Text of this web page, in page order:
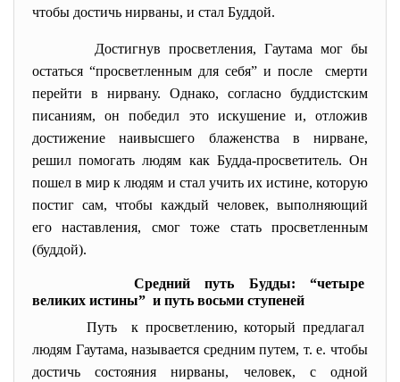
чтобы достичь нирваны, и стал Буддой.
Достигнув просветления, Гаутама мог бы
остаться “просветленным для себя” и после смерти
перейти в нирвану. Однако, согласно буддистским
писаниям, он победил это искушение и, отложив
достижение наивысшего блаженства в нирване,
решил помогать людям как Будда-просветитель. Он
пошел в мир к людям и стал учить их истине, которую
постиг сам, чтобы каждый человек, выполняющий
его наставления, смог тоже стать просветленным
(буддой).
Средний путь Будды: “четыре
великих истины” и путь восьми ступеней
Путь к просветлению, который предлагал
людям Гаутама, называется средним путем, т. е. чтобы
достичь состояния нирваны, человек, с одной